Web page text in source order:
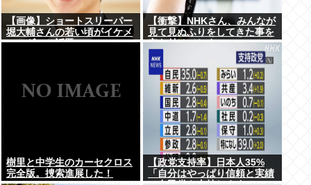
【画像】ショートスリーパー
堀大輔さんの若い頃がイケメ
ンスギルと話題にwww
【衝撃】NHKさん、みんなが
見て見ぬふりをしてきた事を
突き付けてしま
う･･････････！！
樹里と中学生のカーセクロス
完全版。捜索進展した！
【政党支持率】日本人35%
「自分はやっぱり信頼と実績